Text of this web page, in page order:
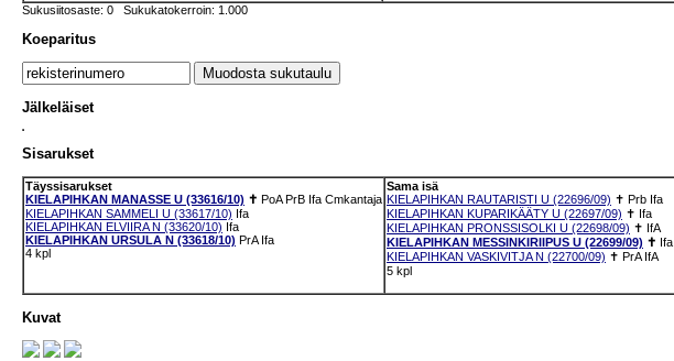
Sukusiitosaste: 0 Sukukatokerroin: 1.000
Koeparitus
Jälkeläiset
Sisarukset
Täyssisarukset
KIELAPIHKAN MANASSE U (33616/10) ✝ PoA PrB Ifa Cmkantaja
KIELAPIHKAN SAMMELI U (33617/10) Ifa
KIELAPIHKAN ELVIIRA N (33620/10) Ifa
KIELAPIHKAN URSULA N (33618/10) PrA Ifa
4 kpl
Sama isä
KIELAPIHKAN RAUTARISTI U (22696/09) ✝ Prb Ifa
KIELAPIHKAN KUPARIKÄÄTY U (22697/09) ✝ Ifa
KIELAPIHKAN PRONSSISOLKI U (22698/09) ✝ IfA
KIELAPIHKAN MESSINKIRIIPUS U (22699/09) ✝ Ifa
KIELAPIHKAN VASKIVITJA N (22700/09) ✝ PrA IfA
5 kpl
Kuvat